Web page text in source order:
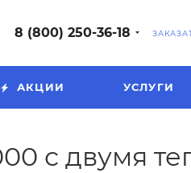
8 (800) 250-36-18
АКЦИИ УСЛУГИ
с двумя